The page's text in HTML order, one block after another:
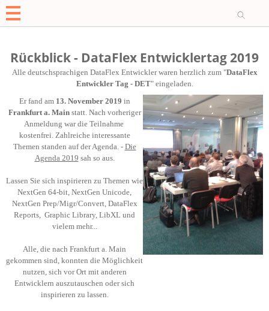
O
Rückblick - DataFlex Entwicklertag 2019
Alle deutschsprachigen DataFlex Entwickler waren herzlich zum "DataFlex
Entwickler Tag - DET" eingeladen.
Er fand am 13. November 2019 in
Frankfurt a. Mainstatt. Nach vorheriger
Anmeldung war die Teilnahme
kostenfrei. Zahlreiche interessante
Themen standen auf der Agenda. - Die
Agenda 2019 sah so aus.
Lassen Sie sich inspirieren zu Themen wie
NextGen 64-bit, NextGen Unicode,
NextGen Prep/Migr/Convert, DataFlex
Reports, Graphic Library, LibXL und
vielem mehr...
Alle, die nach Frankfurt a. Main
gekommen sind, konnten die Möglichkeit
nutzen, sich vor Ort mit anderen
Entwicklern auszutauschen oder sich
inspirieren zu lassen.